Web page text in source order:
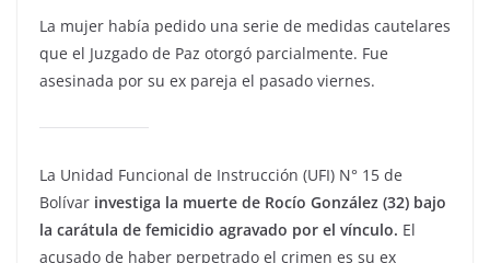
La mujer había pedido una serie de medidas cautelares
que el Juzgado de Paz otorgó parcialmente. Fue
asesinada por su ex pareja el pasado viernes.
La Unidad Funcional de Instrucción (UFI) N° 15 de
Bolívar investiga la muerte de Rocío González (32) bajo
la carátula de femicidio agravado por el vínculo. El
acusado de haber perpetrado el crimen es su ex